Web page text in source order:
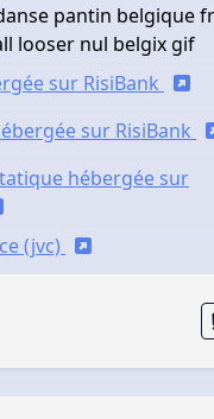
pantin belgique
looser nul belgix gif
sur RisiBank
sur RisiBank
hébergée sur
(jvc)